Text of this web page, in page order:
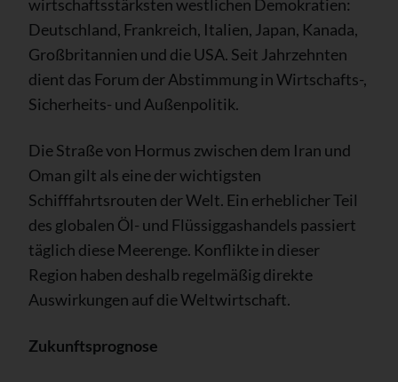
wirtschaftsstärksten westlichen Demokratien:
Deutschland, Frankreich, Italien, Japan, Kanada,
Großbritannien und die USA. Seit Jahrzehnten
dient das Forum der Abstimmung in Wirtschafts-,
Sicherheits- und Außenpolitik.
Die Straße von Hormus zwischen dem Iran und
Oman gilt als eine der wichtigsten
Schifffahrtsrouten der Welt. Ein erheblicher Teil
des globalen Öl- und Flüssiggashandels passiert
täglich diese Meerenge. Konflikte in dieser
Region haben deshalb regelmäßig direkte
Auswirkungen auf die Weltwirtschaft.
Zukunftsprognose